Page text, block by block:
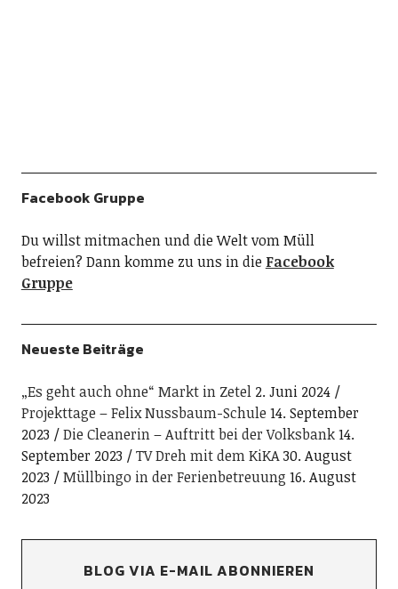
Facebook Gruppe
Du willst mitmachen und die Welt vom Müll
befreien? Dann komme zu uns in die Facebook
Gruppe
Neueste Beiträge
„Es geht auch ohne“ Markt in Zetel 2. Juni 2024
Projekttage – Felix Nussbaum-Schule 14. September
2023
Die Cleanerin – Auftritt bei der Volksbank14.
September 2023
TV Dreh mit dem KiKA30. August
2023
Müllbingo in der Ferienbetreuung 16. August
2023
BLOG VIA E-MAIL ABONNIEREN